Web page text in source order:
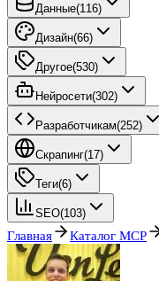
Данные(116)
Дизайн(66)
Другое(530)
Нейросети(302)
Разработчикам(252)
Скрапинг(17)
Теги(6)
SEO(103)
Главная Каталог MCP